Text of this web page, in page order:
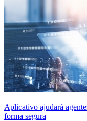
Aplicativo ajudará
forma segura